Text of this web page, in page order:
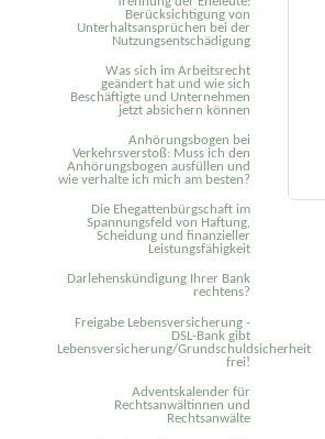
Berücksichtigung von
Unterhaltsansprüchen bei der
Nutzungsentschädigung
Was sich im Arbeitsrecht
geändert hat und wie sich
Beschäftigte und Unternehmen
jetzt absichern können
Anhörungsbogen bei
Verkehrsverstoß: Muss ich den
Anhörungsbogen ausfüllen und
wie verhalte ich mich am besten?
Die Ehegattenbürgschaft im
Spannungsfeld von Haftung,
Scheidung und finanzieller
Leistungsfähigkeit
Darlehenskündigung Ihrer Bank
rechtens?
Freigabe Lebensversicherung -
DSL-Bank gibt
Lebensversicherung/Grundschuldsicherheit
frei!
Adventskalender für
Rechtsanwältinnen und
Rechtsanwälte